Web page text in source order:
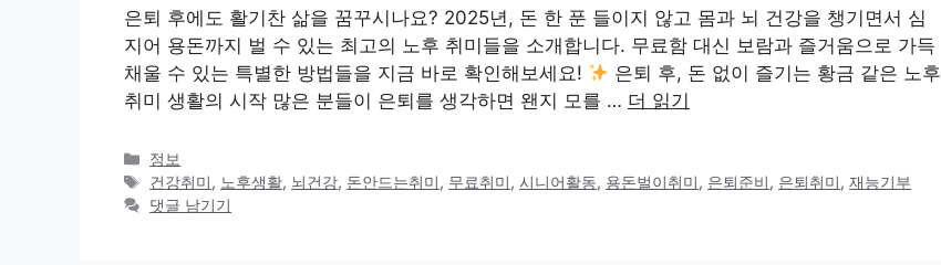
은퇴 후에도 활기찬 삶을 꿈꾸시나요? 2025년, 돈 한 푼 들이지 않고 몸과 뇌 건강을 챙기면서 심
지어 용돈까지 벌 수 있는 최고의 노후 취미들을 소개합니다. 무료함 대신 보람과 즐거움으로 가득
채울 수 있는 특별한 방법들을 지금 바로 확인해보세요!
은퇴 후, 돈 없이 즐기는 황금 같은 노후
취미 생활의 시작 많은 분들이 은퇴를 생각하면 왠지 모를 … 더 읽기
카
테
고
정보
태
그
건강취미, 노후생활, 뇌건강, 돈안드는취미, 무료취미,시니어활동, 용돈벌이취미, 은퇴준비, 은퇴취미,재능기부
댓글 남기기